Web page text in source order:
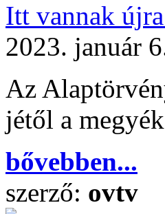
Itt vannak
2023. január
Az
jétől a
bővebben...
szerző: ovtv